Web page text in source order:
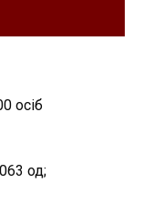
осіб
од;